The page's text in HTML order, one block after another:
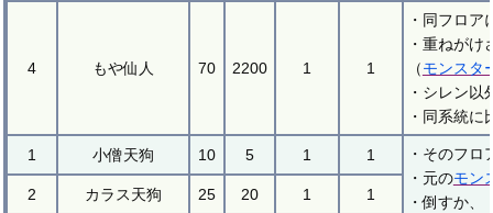
4 もや仙人 70 2200 1 1
・同フロ
・重ねが
（モンスタ
・シレン
・同系統に
1 小僧天狗 10 5 1 1
・そのフ
・元のモン
・倒すか
2 カラス天狗 25 20 1 1